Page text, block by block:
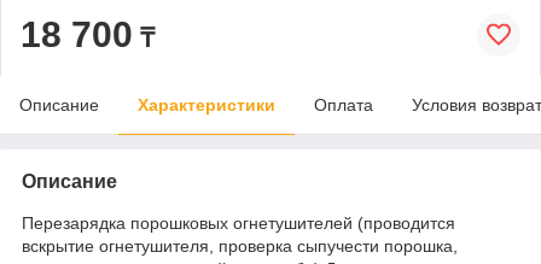
18 700 ₸
Описание Характеристики Оплата Условия
Описание
Перезарядка порошковых огнетушителей (проводится
вскрытие огнетушителя, проверка сыпучести порошка,